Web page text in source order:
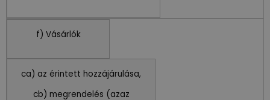
f) Vásárlók
ca) az érintett hozzájárulása,
cb) megrendelés (azaz